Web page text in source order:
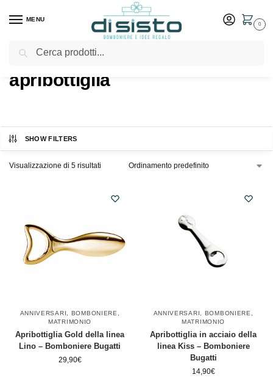
MENU
0
Home Shop Prodotti taggati “apribottiglia”
apribottiglia
SHOW FILTERS
Visualizzazione di 5 risultati
ANNIVERSARI BOMBONIERE
MATRIMONIO
Apribottiglia Gold della linea
Lino – Bomboniere Bugatti
29,90€
ANNIVERSARI BOMBONIERE
MATRIMONIO
Apribottiglia in acciaio della
linea Kiss – Bomboniere
Bugatti
14,90€